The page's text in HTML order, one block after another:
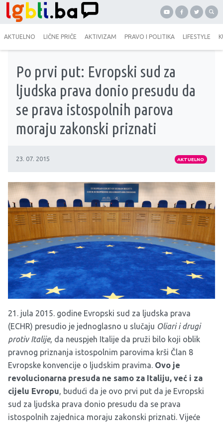
AKTUELNO LIČNE PRIČE AKTIVIZAM PRAVO I POLITIKA LIFESTYLE
Po prvi put: Evropski sud za
ljudska prava donio presudu da
se prava istospolnih parova
moraju zakonski priznati
23. 07. 2015 AKTUELNO
21. jula 2015. godine Evropski sud za ljudska prava
(ECHR) presudio je jednoglasno u slučaju Oliari i drugi
protiv Italije, da neuspjeh Italije da pruži bilo koji oblik
pravnog priznanja istospolnim parovima krši Član 8
Evropske konvencije o ljudskim pravima. Ovo je
revolucionarna presuda ne samo za Italiju, već i za
cijelu Evropu, budući da je ovo prvi put da je Evropski
sud za ljudska prava donio presudu da se prava
istospolnih zajednica moraju zakonski priznati. Vijeće